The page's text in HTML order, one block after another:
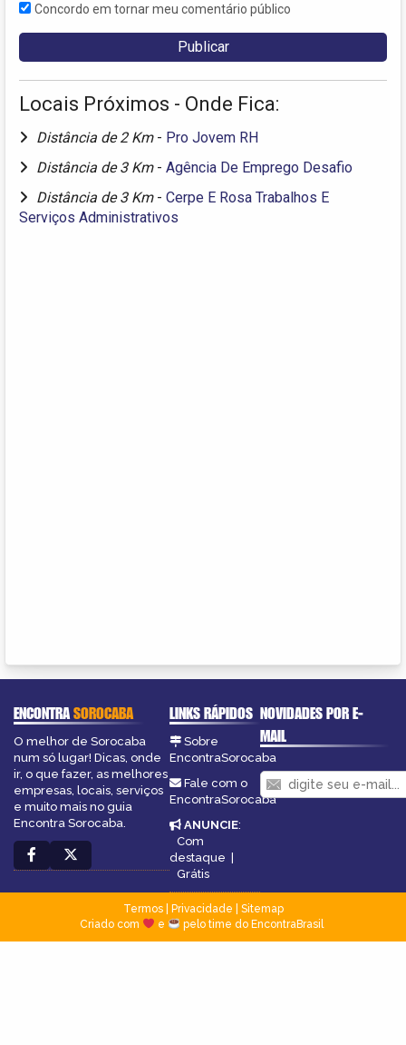
Concordo em tornar meu comentário público
Locais Próximos - Onde Fica:
Distância de 2 Km - Pro Jovem RH
Distância de 3 Km - Agência De Emprego Desafio
Distância de 3 Km - Cerpe E Rosa Trabalhos E
Serviços Administrativos
ENCONTRASOROCABA
O melhor de Sorocaba
num só lugar! Dicas, onde
ir, o que fazer, as melhores
empresas, locais, serviços
e muito mais no guia
Encontra Sorocaba.
LINKS RÁPIDOS
Sobre
EncontraSorocaba
Fale com o
EncontraSorocaba
ANUNCIE:
Com
destaque |
Grátis
NOVIDADES POR E-
MAIL
Termos| Privacidade
Sitemap
Criado com
e pelo time do EncontraBrasil